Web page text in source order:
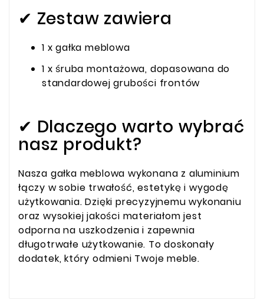
✔ Zestaw zawiera
1 x gałka meblowa
1 x śruba montażowa, dopasowana do
standardowej grubości frontów
✔ Dlaczego warto wybrać
nasz produkt?
Nasza gałka meblowa wykonana z aluminium
łączy w sobie trwałość, estetykę i wygodę
użytkowania. Dzięki precyzyjnemu wykonaniu
oraz wysokiej jakości materiałom jest
odporna na uszkodzenia i zapewnia
długotrwałe użytkowanie. To doskonały
dodatek, który odmieni Twoje meble.